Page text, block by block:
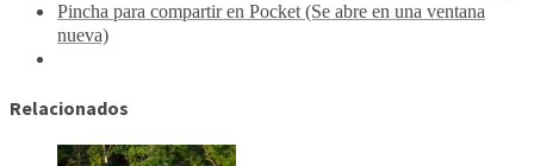
Pincha para compartir en Pocket (Se abre en una ventana
nueva)
Relacionados